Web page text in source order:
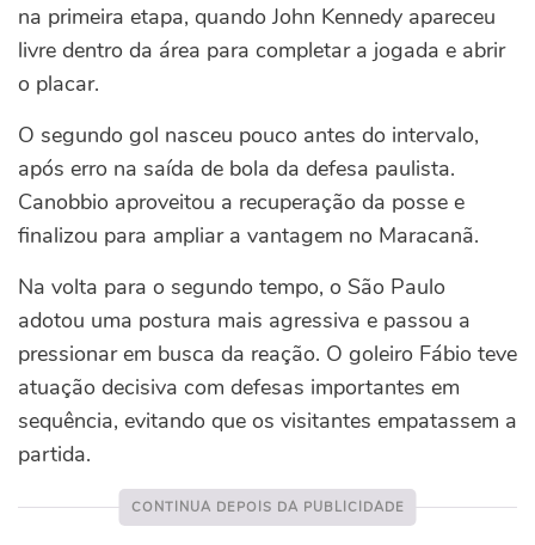
na primeira etapa, quando John Kennedy apareceu
livre dentro da área para completar a jogada e abrir
o placar.
O segundo gol nasceu pouco antes do intervalo,
após erro na saída de bola da defesa paulista.
Canobbio aproveitou a recuperação da posse e
finalizou para ampliar a vantagem no Maracanã.
Na volta para o segundo tempo, o São Paulo
adotou uma postura mais agressiva e passou a
pressionar em busca da reação. O goleiro Fábio teve
atuação decisiva com defesas importantes em
sequência, evitando que os visitantes empatassem a
partida.